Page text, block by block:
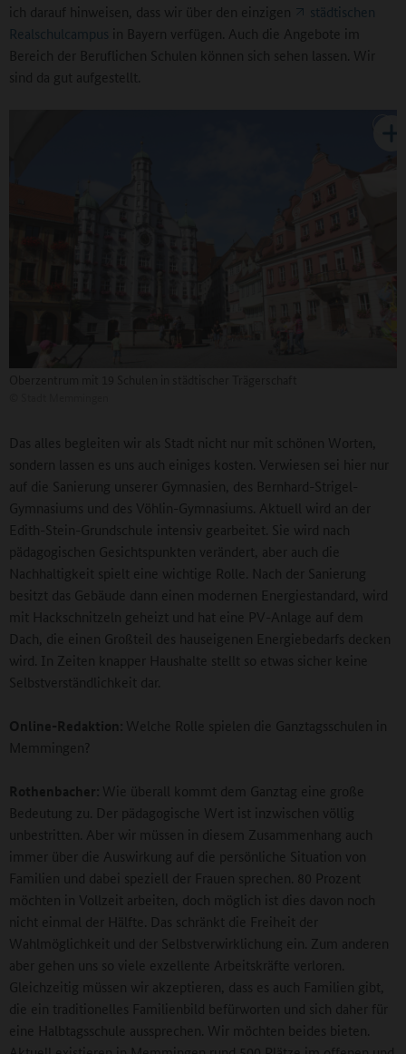
ich darauf hinweisen, dass wir über den einzigen
städtischen
Realschulcampus in Bayern verfügen. Auch die Angebote im
Bereich der Beruflichen Schulen können sich sehen lassen. Wir
sind da gut aufgestellt.
Das alles begleiten wir als Stadt nicht nur mit schönen Worten,
sondern lassen es uns auch einiges kosten. Verwiesen sei hier nur
auf die Sanierung unserer Gymnasien, des Bernhard-Strigel-
Gymnasiums und des Vöhlin-Gymnasiums. Aktuell wird an der
Edith-Stein-Grundschule intensiv gearbeitet. Sie wird nach
pädagogischen Gesichtspunkten verändert, aber auch die
Nachhaltigkeit spielt eine wichtige Rolle. Nach der Sanierung
besitzt das Gebäude dann einen modernen Energiestandard, wird
mit Hackschnitzeln geheizt und hat eine PV-Anlage auf dem
Dach, die einen Großteil des hauseigenen Energiebedarfs decken
wird. In Zeiten knapper Haushalte stellt so etwas sicher keine
Selbstverständlichkeit dar.
Online-Redaktion: Welche Rolle spielen die Ganztagsschulen in
Memmingen?
Rothenbacher: Wie überall kommt dem Ganztag eine große
Bedeutung zu. Der pädagogische Wert ist inzwischen völlig
unbestritten. Aber wir müssen in diesem Zusammenhang auch
immer über die Auswirkung auf die persönliche Situation von
Familien und dabei speziell der Frauen sprechen. 80 Prozent
möchten in Vollzeit arbeiten, doch möglich ist dies davon noch
nicht einmal der Hälfte. Das schränkt die Freiheit der
Wahlmöglichkeit und der Selbstverwirklichung ein. Zum anderen
aber gehen uns so viele exzellente Arbeitskräfte verloren.
Gleichzeitig müssen wir akzeptieren, dass es auch Familien gibt,
die ein traditionelles Familienbild befürworten und sich daher für
eine Halbtagsschule aussprechen. Wir möchten beides bieten.